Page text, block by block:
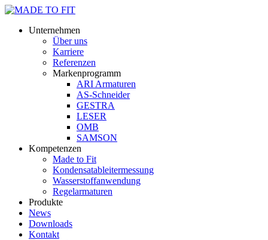
Unternehmen
Über uns
Karriere
Referenzen
Markenprogramm
ARI Armaturen
AS-Schneider
GESTRA
LESER
OMB
SAMSON
Kompetenzen
Made to Fit
Kondensat­ableiter­messung
Wasserstoff­anwendung
Regel­arma­turen
Produkte
News
Downloads
Kontakt